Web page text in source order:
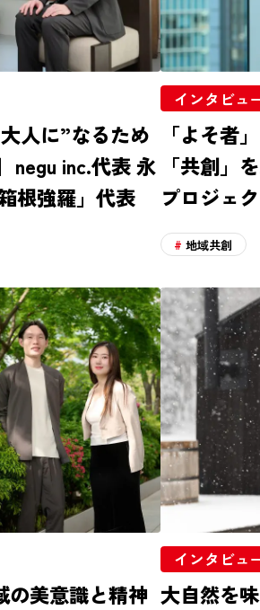
人に”なるため
negu inc.代表 永
根強羅」代表
インタビュ
「よそ者
「共創」
プロジェ
地域共創
の美意識と精神
インタビュ
大自然を